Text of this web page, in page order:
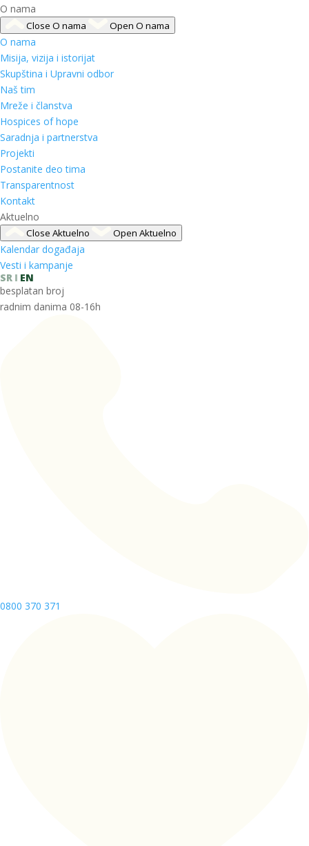
O nama
Close O nama Open O nama
O nama
Misija, vizija i istorijat
Skupština i Upravni odbor
Naš tim
Mreže i članstva
Hospices of hope
Saradnja i partnerstva
Projekti
Postanite deo tima
Transparentnost
Kontakt
Aktuelno
Close Aktuelno Open Aktuelno
Kalendar događaja
Vesti i kampanje
SR
EN
besplatan broj
radnim danima 08-16h
0800 370 371